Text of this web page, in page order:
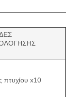
πτυχίου x10